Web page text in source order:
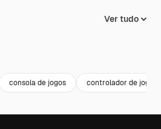
Ver tudo
consola de jogos controlador de jogo